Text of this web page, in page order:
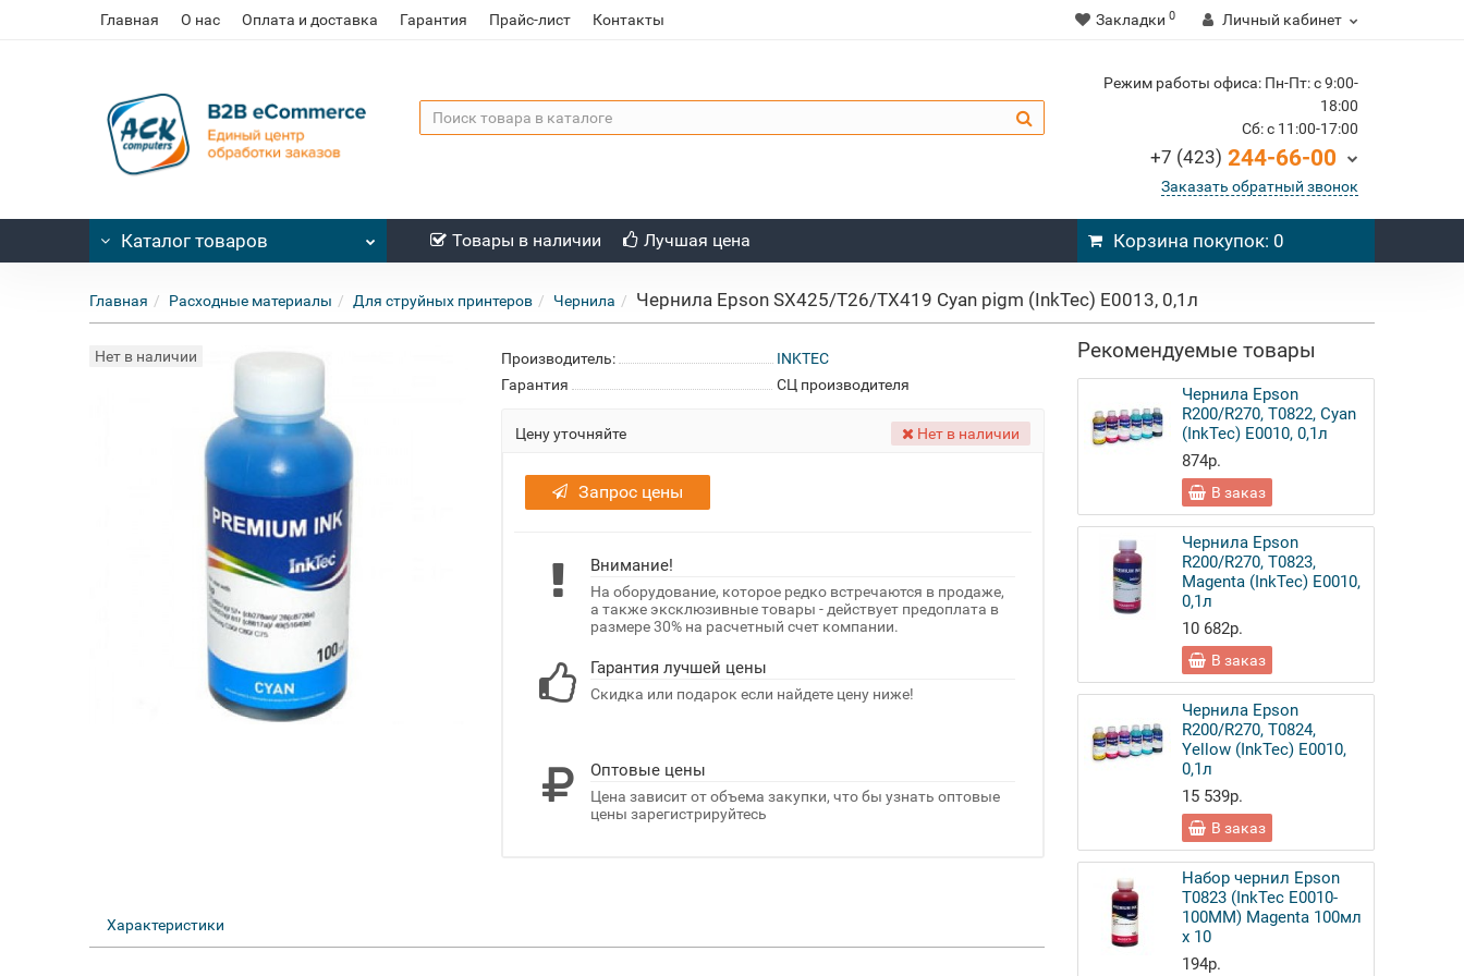
Главная О нас Оплата и доставка Гарантия Прайс-лист Контакты Закладки 0 Личный кабинет
Режим работы офиса: Пн-Пт: c 9:00-
18:00
Cб: c 11:00-17:00
+7 (423) 244-66-00
Заказать обратный звонок
Каталог товаров Товары в наличии Лучшая цена Корзина покупок: 0
Главная Расходные материалы Для струйных принтеров Чернила Чернила Epson SX425/T26/TX419 Cyan pigm (InkTec) E0013, 0,1л
Нет в наличии Производитель:
INKTEC
Гарантия
СЦ производителя
Цену уточняйте Нет в наличии
Запрос цены
Внимание!
На оборудование, которое редко встречаются в продаже,
а также эксклюзивные товары - действует предоплата в
размере 30% на расчетный счет компании.
Гарантия лучшей цены
Скидка или подарок если найдете цену ниже!
Оптовые цены
Цена зависит от объема закупки, что бы узнать оптовые
цены зарегистрируйтесь
Характеристики
Рекомендуемые товары
Чернила Epson
R200/R270, T0822, Cyan
(InkTec) E0010, 0,1л
874р.
В заказ
Чернила Epson
R200/R270, T0823,
Magenta (InkTec) E0010,
0,1л
10 682р.
В заказ
Чернила Epson
R200/R270, T0824,
Yellow (InkTec) E0010,
0,1л
15 539р.
В заказ
Набор чернил Epson
T0823 (InkTec E0010-
100MM) Magenta 100мл
x 10
194р.